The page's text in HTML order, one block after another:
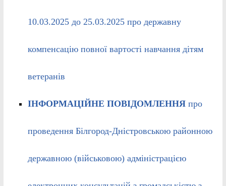
10.03.2025 до 25.03.2025 про державну
компенсацію повної вартості навчання дітям
ветеранів
ІНФОРМАЦІЙНЕ ПОВІДОМЛЕННЯпро
проведення Білгород-Дністровською районною
державною (військовою) адміністрацією